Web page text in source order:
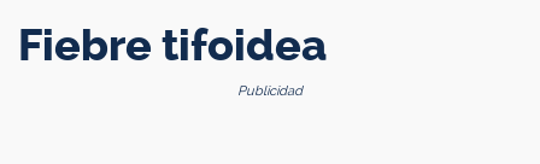
Fiebre tifoidea
Publicidad